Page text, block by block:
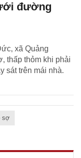
đường
xã Quảng
thấp thỏm khi phải
sát trên mái nhà.
sợ